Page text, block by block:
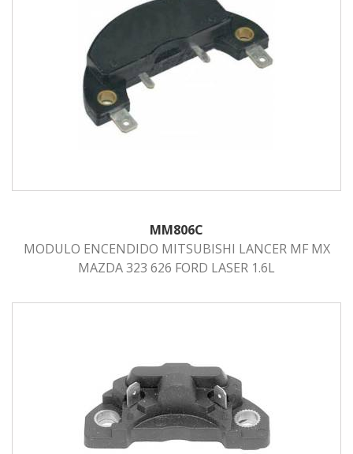
MM806C
MODULO ENCENDIDO MITSUBISHI LANCER MF MX
MAZDA 323 626 FORD LASER 1.6L